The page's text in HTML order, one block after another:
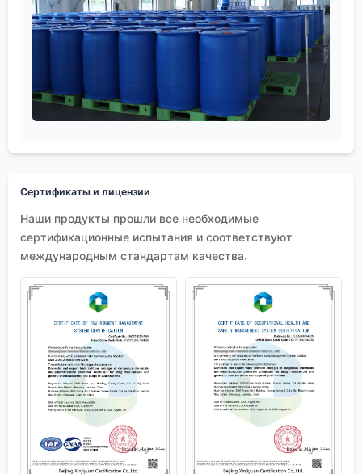
Сертификаты и лицензии
Наши продукты прошли все необходимые
сертификационные испытания и соответствуют
международным стандартам качества.